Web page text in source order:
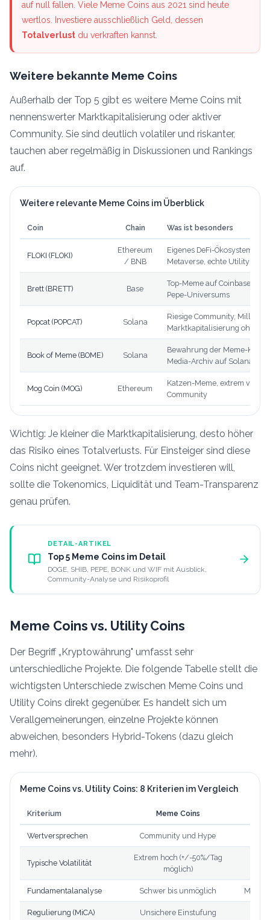
auf null fallen. Viele Meme Coins aus 2021 sind heute
wertlos. Investiere ausschließlich Geld, dessen
Totalverlust du verkraften kannst.
Weitere bekannte Meme Coins
Außerhalb der Top 5 gibt es weitere Meme Coins mit
nennenswerter Marktkapitalisierung oder aktiver
Community. Sie sind deutlich volatiler und riskanter,
tauchen aber regelmäßig in Diskussionen und Rankings
auf.
Weitere relevante Meme Coins im Überblick
Coin Chain Was ist besonders
FLOKI (FLOKI)
Ethereum
/ BNB
Eigenes DeFi-Ökosystem
Metaverse, echte Utility-
Brett (BRETT) Base
Top-Meme auf Coinbase-
Pepe-Universums
Popcat (POPCAT) Solana
Riesige Community,
Marktkapitalisierung ohne
Book of Meme (BOME) Solana
Bewahrung der Meme-
Media-Archiv auf Solana
Mog Coin (MOG) Ethereum
Katzen-Meme, extrem
Community
Wichtig: Je kleiner die Marktkapitalisierung, desto höher
das Risiko eines Totalverlusts. Für Einsteiger sind diese
Coins nicht geeignet. Wer trotzdem investieren will,
sollte die Tokenomics, Liquidität und Team-Transparenz
genau prüfen.
DETAIL-ARTIKEL
Top 5 Meme Coins im Detail
DOGE, SHIB, PEPE, BONK und WIF mit Ausblick,
Community-Analyse und Risikoprofil
Meme Coins vs. Utility Coins
Der Begriff „Kryptowährung" umfasst sehr
unterschiedliche Projekte. Die folgende Tabelle stellt die
wichtigsten Unterschiede zwischen Meme Coins und
Utility Coins direkt gegenüber. Es handelt sich um
Verallgemeinerungen, einzelne Projekte können
abweichen, besonders Hybrid-Tokens (dazu gleich
mehr).
Meme Coins vs. Utility Coins: 8 Kriterien im Vergleich
Kriterium Meme Coins
Wertversprechen Community und Hype
Typische Volatilität
Extrem hoch (+/-50%/Tag
möglich)
Fundamentalanalyse Schwer bis unmöglich
Regulierung (MiCA) Unsichere Einstufung